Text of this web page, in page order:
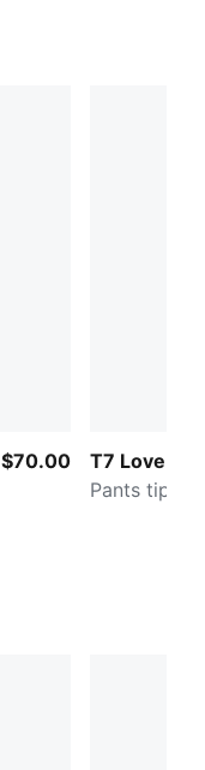
$70.00
T7 Love Of
Pants tipo